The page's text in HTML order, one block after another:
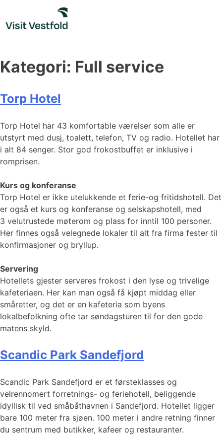
content
Kategori: Full service
Torp Hotel
Torp Hotel har 43 komfortable værelser som alle er
utstyrt med dusj, toalett, telefon, TV og radio. Hotellet har
i alt 84 senger. Stor god frokostbuffet er inklusive i
romprisen.
Kurs og konferanse
Torp Hotel er ikke utelukkende et ferie-og fritidshotell. Det
er også et kurs og konferanse og selskapshotell, med
3 velutrustede møterom og plass for inntil 100 personer.
Her finnes også velegnede lokaler til alt fra firma fester til
konfirmasjoner og bryllup.
Servering
Hotellets gjester serveres frokost i den lyse og trivelige
kafeteriaen. Her kan man også få kjøpt middag eller
småretter, og det er en kafeteria som byens
lokalbefolkning ofte tar søndagsturen til for den gode
matens skyld.
Scandic Park Sandefjord
Scandic Park Sandefjord er et førsteklasses og
velrennomert forretnings- og feriehotell, beliggende
idyllisk til ved småbåthavnen i Sandefjord. Hotellet ligger
bare 100 meter fra sjøen. 100 meter i andre retning finner
du sentrum med butikker, kafeer og restauranter.